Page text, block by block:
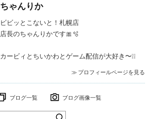
ちゃんりか
ビビッとこないと！札幌店
店長のちゃんりかです🎀🫧‪
カービィとちいかわとゲーム配信が大好き〜❕❕
≫ プロフィールページを見る
ブログ一覧 ブログ画像一覧